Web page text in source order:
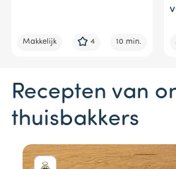
Makkelijk 4 10 min.
Recepten van
thuisbakkers